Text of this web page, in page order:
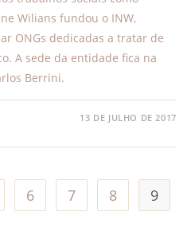
Wilians fundou o INW,
ONGs dedicadas a tratar de
A sede da entidade fica na
Berrini.
13 DE JULHO DE 2017
6 7 8 9